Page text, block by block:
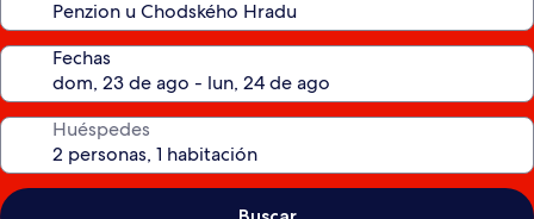
Fechas
Huéspedes